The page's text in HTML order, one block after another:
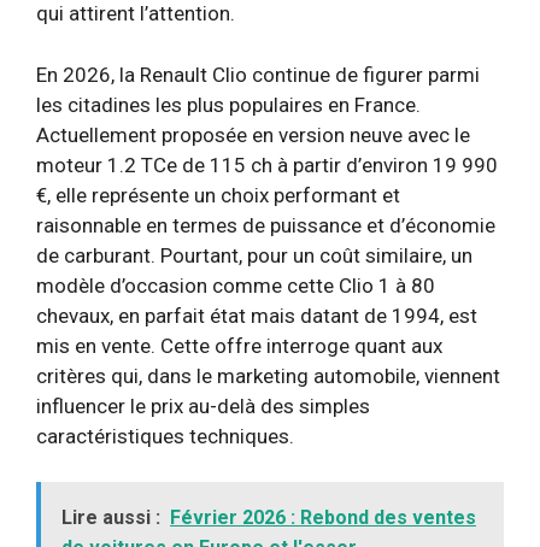
qui attirent l’attention.
En 2026, la Renault Clio continue de figurer parmi
les citadines les plus populaires en France.
Actuellement proposée en version neuve avec le
moteur 1.2 TCe de 115 ch à partir d’environ 19 990
€, elle représente un choix performant et
raisonnable en termes de puissance et d’économie
de carburant. Pourtant, pour un coût similaire, un
modèle d’occasion comme cette Clio 1 à 80
chevaux, en parfait état mais datant de 1994, est
mis en vente. Cette offre interroge quant aux
critères qui, dans le marketing automobile, viennent
influencer le prix au-delà des simples
caractéristiques techniques.
Lire aussi : Février 2026 : Rebond des ventes